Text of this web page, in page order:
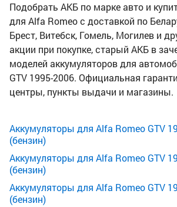
Подобрать АКБ по марке авто и
для Alfa Romeo с доставкой по
Брест, Витебск, Гомель, Могилев и
акции при покупке, старый АКБ в
моделей аккумуляторов для
GTV 1995-2006. Официальная
центры, пункты выдачи и магазины.
Аккумуляторы для Alfa Romeo GTV
(бензин)
Аккумуляторы для Alfa Romeo GTV
(бензин)
Аккумуляторы для Alfa Romeo GTV
(бензин)